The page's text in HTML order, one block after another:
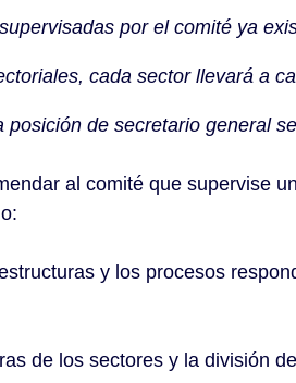
por el comité ya
cada sector llevará a
posición de secretario general
al comité que supervise
y los procesos
de los sectores y la división